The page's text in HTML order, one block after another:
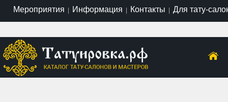
Мероприятия | Информация | Контакты | Для тату-